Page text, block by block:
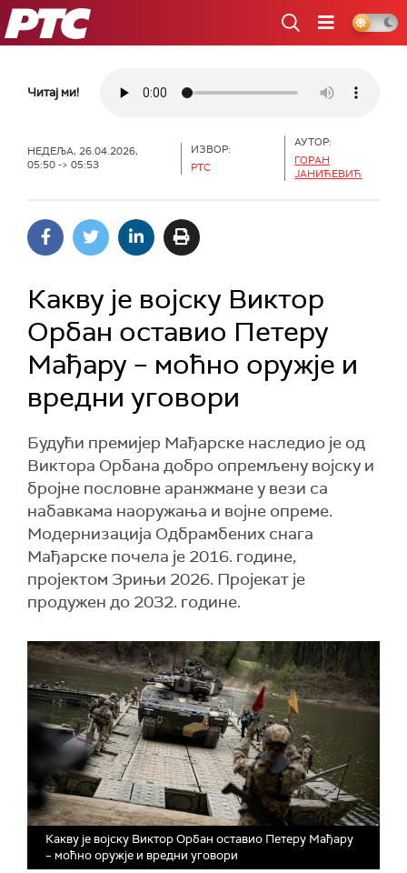
РТС
Читај ми!
НЕДЕЉА, 26.04.2026,
05:50 -> 05:53
ИЗВОР:
РТС
АУТОР:
ГОРАН
ЈАНИЋЕВИЋ
Какву је војску Виктор
Орбан оставио Петеру
Мађару – моћно оружје и
вредни уговори
Будући премијер Мађарске наследио је од
Виктора Орбана добро опремљену војску и
бројне пословне аранжмане у вези са
набавкама наоружања и војне опреме.
Модернизација Одбрамбених снага
Мађарске почела је 2016. године,
пројектом Зрињи 2026. Пројекат је
продужен до 2032. године.
Какву је војску Виктор Орбан оставио Петеру Мађару
– моћно оружје и вредни уговори